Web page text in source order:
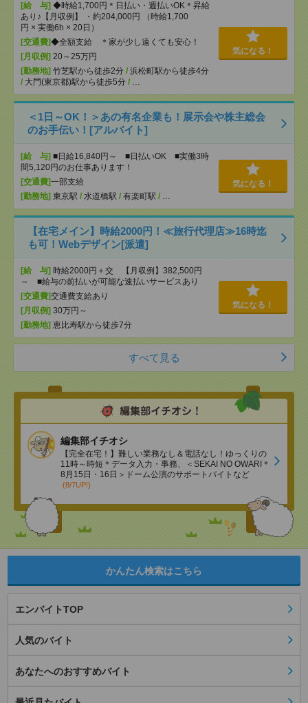
[給 与] ◆時給1,700円＊日払い・週払いOK＊昇給
あり♪【月収例】 ・約204,000円 （時給1,700
円 × 実働6h × 20日）
[交通費]◆全額支給 ＊家が少し遠くても安心！
[月収例] 20～25万円
[勤務地] 竹芝駅から徒歩2分 / 浜松町駅から徒歩4分
/ 大門(東京都)駅から徒歩5分 / …
気になる！
＜1日～OK！＞あの有名企業も！展示会や株主総会
のお手伝い！[アルバイト]
[給 与] ■日給16,840円～ ■日払いOK ■実働3時
間5,120円のお仕事あります！
[交通費]一部支給
[勤務地] 東京駅 / 水道橋駅 / 有楽町駅 / …
気になる！
【在宅メイン】時給2000円！≪旅行代理店≫16時迄
も可！Webデザイン[派遣]
[給 与] 時給2000円＋交 【月収例】382,500円
～ ■給与の前払いが可能な速払いサービスあり
[交通費]交通費支給あり
[月収例] 30万円～
[勤務地] 恵比寿駅から徒歩7分
気になる！
すべて見る
編集部イチオシ
【完全在宅！】難しい業務なし＆電話なし！ゆっくりの
11時～時短＊データ入力・事務、＜SEKAI NO OWARI＊
8月15日・16日＞ドーム公演のサポートバイトなど
(8/7UP!)
かんたん検索はこちら
エンバイトTOP
人気のバイト
あなたへのおすすめバイト